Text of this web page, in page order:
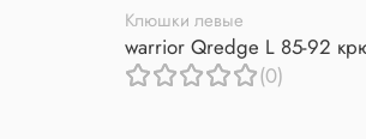
Клюшки левые
warrior Qredge L 85-92
(0)